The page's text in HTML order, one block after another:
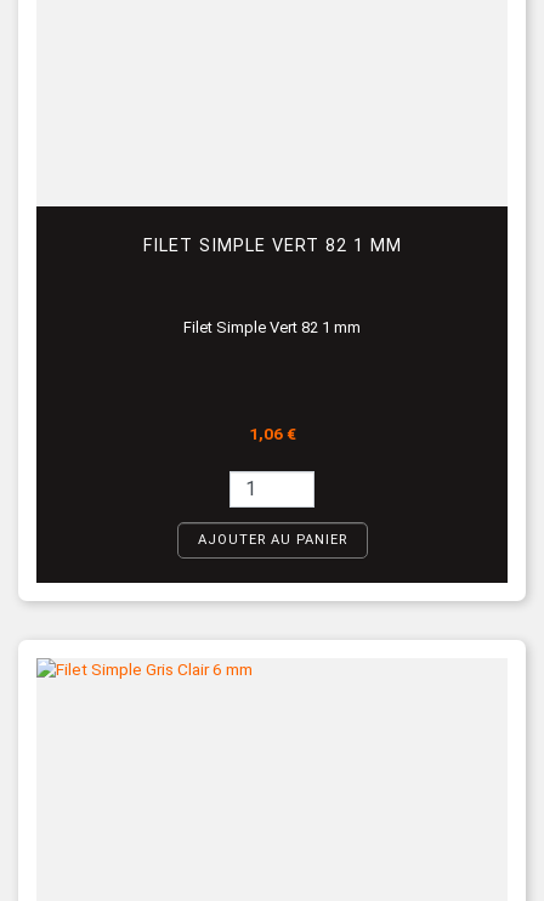
FILET SIMPLE VERT 82 1 MM
Filet Simple Vert 82 1 mm
Prix
1,06 €
AJOUTER AU PANIER